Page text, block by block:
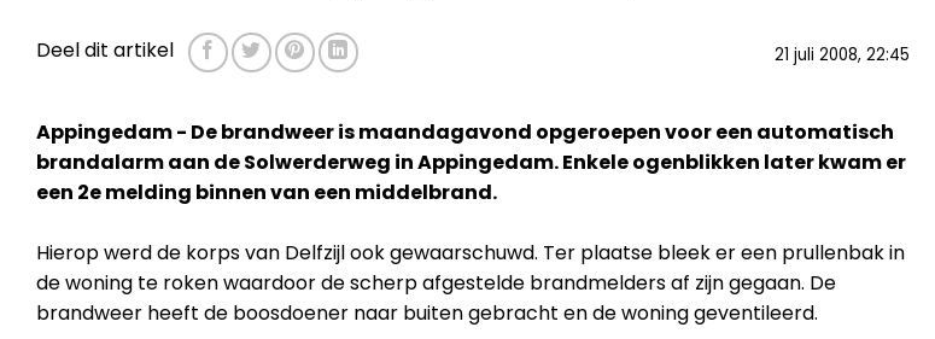
21 juli 2008, 22:45
Deel dit artikel
Appingedam - De brandweer is maandagavond opgeroepen voor een automatisch
brandalarm aan de Solwerderweg in Appingedam. Enkele ogenblikken later kwam er
een 2e melding binnen van een middelbrand.
Hierop werd de korps van Delfzijl ook gewaarschuwd. Ter plaatse bleek er een prullenbak in
de woning te roken waardoor de scherp afgestelde brandmelders af zijn gegaan. De
brandweer heeft de boosdoener naar buiten gebracht en de woning geventileerd.